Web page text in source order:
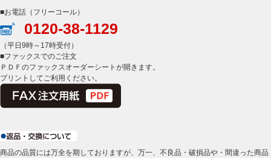
■お電話（フリーコール）
0120-38-1129
（平日9時～17時受付）
■ファックスでのご注文
ＰＤＦのファックスオーダーシートが開きます。
プリントしてご利用ください。
商品の品質には万全を期しておりますが、万一、不良品・破損品や・間違った商品